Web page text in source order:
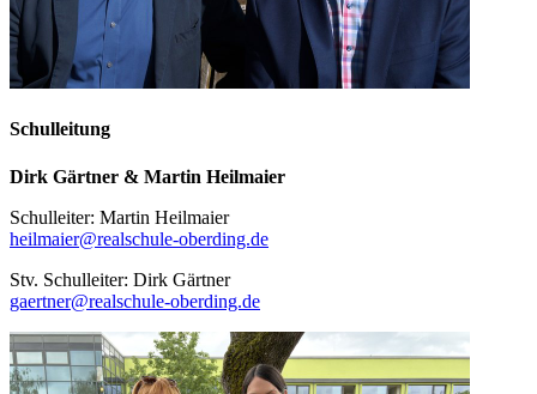
Schulleitung
Dirk Gärtner & Martin Heilmaier
Schulleiter: Martin Heilmaier
heilmaier@realschule-oberding.de
Stv. Schulleiter: Dirk Gärtner
gaertner@realschule-oberding.de